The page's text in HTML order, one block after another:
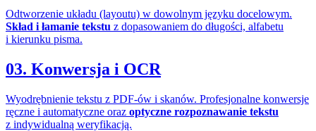
Odtworzenie układu (layoutu) w dowolnym języku docelowym.
Skład i łamanie tekstu z dopasowaniem do długości, alfabetu
i kierunku pisma.
03. Konwersja i OCR
Wyodrębnienie tekstu z PDF-ów i skanów. Profesjonalne konwersje
ręczne i automatyczne oraz optyczne rozpoznawanie tekstu
z indywidualną weryfikacją.